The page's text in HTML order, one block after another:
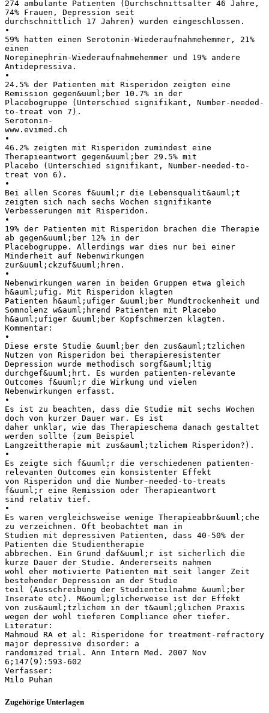
274 ambulante Patienten (Durchschnittsalter 46 Jahre,
74% Frauen, Depression seit
durchschnittlich 17 Jahren) wurden eingeschlossen.
•
59% hatten einen Serotonin-Wiederaufnahmehemmer, 21%
einen
Norepinephrin-Wiederaufnahmehemmer und 19% andere
Antidepressiva.
•
24.5% der Patienten mit Risperidon zeigten eine
Remission gegen&uuml;ber 10.7% in der
Placebogruppe (Unterschied signifikant, Number-needed-
to-treat von 7).
Serotonin-
www.evimed.ch
•
46.2% zeigten mit Risperidon zumindest eine
Therapieantwort gegen&uuml;ber 29.5% mit
Placebo (Unterschied signifikant, Number-needed-to-
treat von 6).
•
Bei allen Scores f&uuml;r die Lebensqualit&auml;t
zeigten sich nach sechs Wochen signifikante
Verbesserungen mit Risperidon.
•
19% der Patienten mit Risperidon brachen die Therapie
ab gegen&uuml;ber 12% in der
Placebogruppe. Allerdings war dies nur bei einer
Minderheit auf Nebenwirkungen
zur&uuml;ckzuf&uuml;hren.
•
Nebenwirkungen waren in beiden Gruppen etwa gleich
h&auml;ufig. Mit Risperidon klagten
Patienten h&auml;ufiger &uuml;ber Mundtrockenheit und
Somnolenz w&auml;hrend Patienten mit Placebo
h&auml;ufiger &uuml;ber Kopfschmerzen klagten.
Kommentar:
•
Diese erste Studie &uuml;ber den zus&auml;tzlichen
Nutzen von Risperidon bei therapieresistenter
Depression wurde methodisch sorgf&auml;ltig
durchgef&uuml;hrt. Es wurden patienten-relevante
Outcomes f&uuml;r die Wirkung und vielen
Nebenwirkungen erfasst.
•
Es ist zu beachten, dass die Studie mit sechs Wochen
doch von kurzer Dauer war. Es ist
daher unklar, wie das Therapieschema danach gestaltet
werden sollte (zum Beispiel
Langzeittherapie mit zus&auml;tzlichem Risperidon?).
•
Es zeigte sich f&uuml;r die verschiedenen patienten-
relevanten Outcomes ein konsistenter Effekt
von Risperidon und die Number-needed-to-treats
f&uuml;r eine Remission oder Therapieantwort
sind relativ tief.
•
Es waren vergleichsweise wenige Therapieabbr&uuml;che
zu verzeichnen. Oft beobachtet man in
Studien mit depressiven Patienten, dass 40-50% der
Patienten die Studientherapie
abbrechen. Ein Grund daf&uuml;r ist sicherlich die
kurze Dauer der Studie. Andererseits nahmen
wohl eher motivierte Patienten mit seit langer Zeit
bestehender Depression an der Studie
teil (Ausschreibung der Studienteilnahme &uuml;ber
Inserate etc). M&ouml;glicherweise ist der Effekt
von zus&auml;tzlichem in der t&auml;glichen Praxis
wegen der wohl tieferen Compliance eher tiefer.
Literatur:
Mahmoud RA et al: Risperidone for treatment-refractory
major depressive disorder: a
randomized trial. Ann Intern Med. 2007 Nov
6;147(9):593-602
Verfasser:
Zugehörige Unterlagen